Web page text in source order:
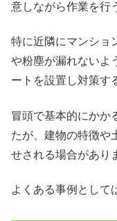
意しながら作業を行
特に近隣にマンショ
や粉塵が漏れないよ
ートを設置し対策す
冒頭で基本的にかか
たが、建物の特徴や
せされる場合があり
よくある事例として